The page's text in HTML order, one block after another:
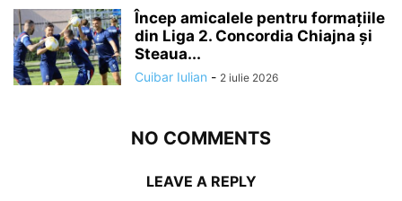
Încep amicalele pentru formațiile
din Liga 2. Concordia Chiajna și
Steaua...
Cuibar Iulian - 2 iulie 2026
NO COMMENTS
LEAVE A REPLY